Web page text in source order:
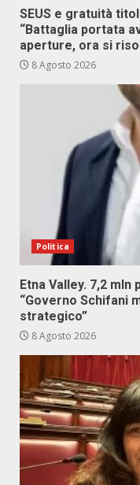
SEUS e gratuità
“Battaglia portata
aperture, ora si
8 Agosto 2026
Politica
Etna Valley. 7,2
“Governo Schifani
strategico”
8 Agosto 2026